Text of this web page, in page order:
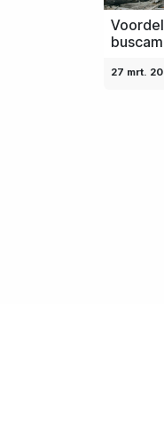
27 mrt.